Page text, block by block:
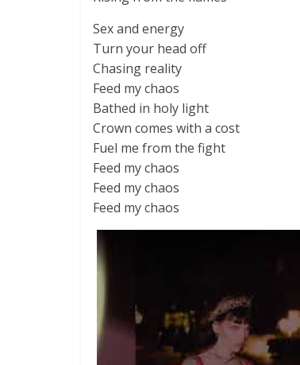
Sex and energy
Turn your head off
Chasing reality
Feed my chaos
Bathed in holy light
Crown comes with a cost
Fuel me from the fight
Feed my chaos
Feed my chaos
Feed my chaos